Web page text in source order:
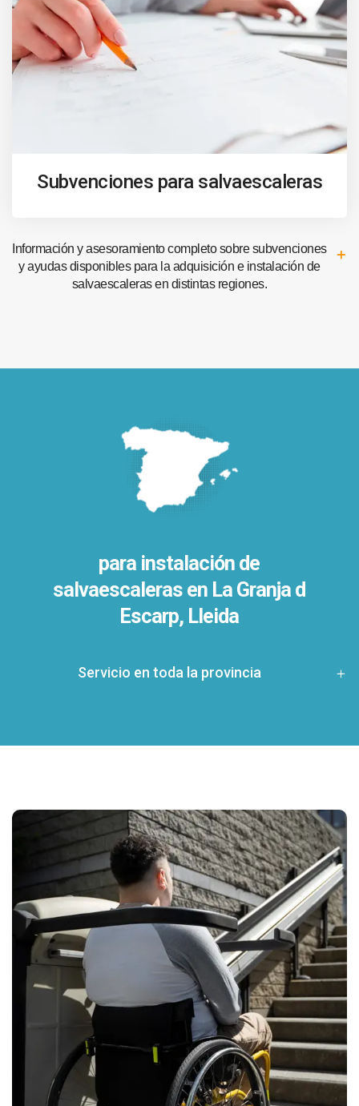
Subvenciones para salvaescaleras
Información y asesoramiento completo sobre subvenciones
y ayudas disponibles para la adquisición e instalación de
salvaescaleras en distintas regiones.
para instalación de
salvaescaleras en La Granja d
Escarp, Lleida
Servicio en toda la provincia